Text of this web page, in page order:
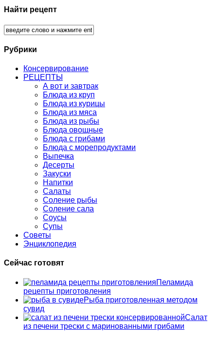
Найти рецепт
Рубрики
Консервирование
РЕЦЕПТЫ
А вот и завтрак
Блюда из круп
Блюда из курицы
Блюда из мяса
Блюда из рыбы
Блюда овощные
Блюда с грибами
Блюда с морепродуктами
Выпечка
Десерты
Закуски
Напитки
Салаты
Соление рыбы
Соление сала
Соусы
Супы
Советы
Энциклопедия
Сейчас готовят
Пеламида
рецепты приготовления
Рыба приготовленная методом
сувид
Салат
из печени трески с маринованными грибами